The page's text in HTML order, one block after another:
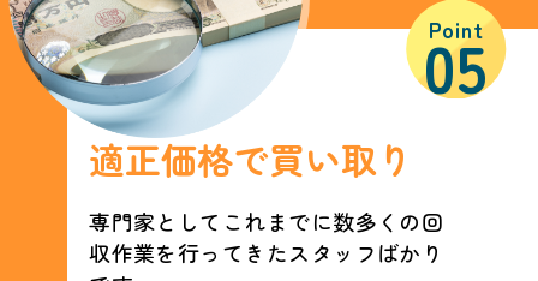
Point
05
適正価格で買い取り
専門家としてこれまでに数多くの回
収作業を行ってきたスタッフばかり